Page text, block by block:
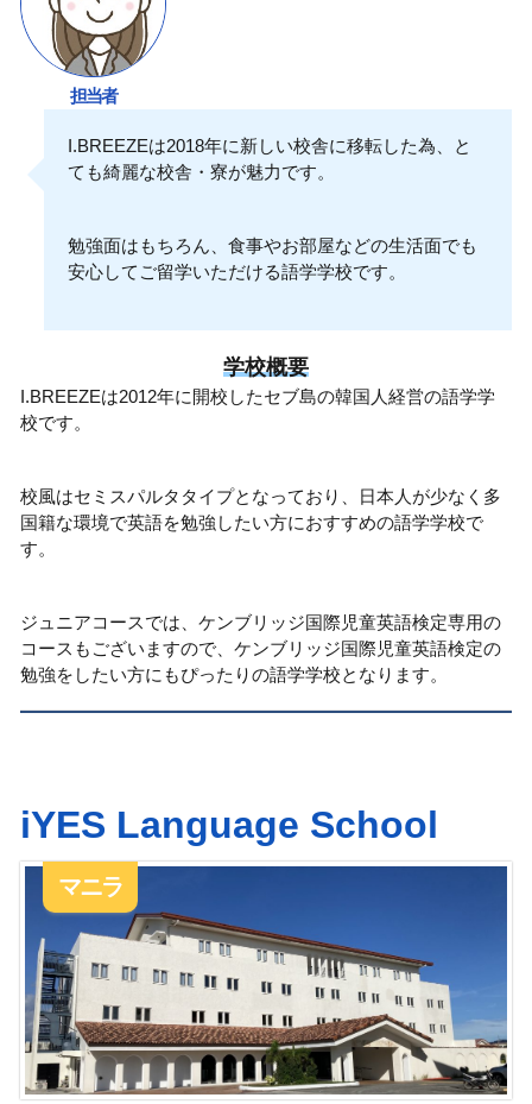
担当者
I.BREEZEは2018年に新しい校舎に移転した為、と
ても綺麗な校舎・寮が魅力です。
勉強面はもちろん、食事やお部屋などの生活面でも
安心してご留学いただける語学学校です。
学校概要
I.BREEZEは2012年に開校したセブ島の韓国人経営の語学学
校です。
校風はセミスパルタタイプとなっており、日本人が少なく多
国籍な環境で英語を勉強したい方におすすめの語学学校で
す。
ジュニアコースでは、ケンブリッジ国際児童英語検定専用の
コースもございますので、ケンブリッジ国際児童英語検定の
勉強をしたい方にもぴったりの語学学校となります。
iYES Language School
マニラ